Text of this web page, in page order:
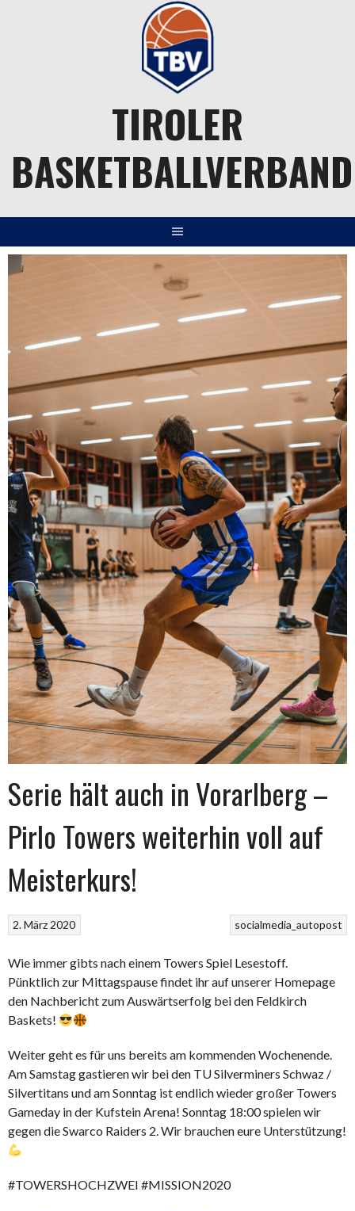
TIROLER
BASKETBALLVERBAND
Serie hält auch in Vorarlberg –
Pirlo Towers weiterhin voll auf
Meisterkurs!
socialmedia_autopost
2. März 2020
Wie immer gibts nach einem Towers Spiel Lesestoff.
Pünktlich zur Mittagspause findet ihr auf unserer Homepage
den Nachbericht zum Auswärtserfolg bei den Feldkirch
Baskets!
Weiter geht es für uns bereits am kommenden Wochenende.
Am Samstag gastieren wir bei den TU Silverminers Schwaz /
Silvertitans und am Sonntag ist endlich wieder großer Towers
Gameday in der Kufstein Arena! Sonntag 18:00 spielen wir
gegen die Swarco Raiders 2. Wir brauchen eure Unterstützung!
#TOWERSHOCHZWEI #MISSION2020